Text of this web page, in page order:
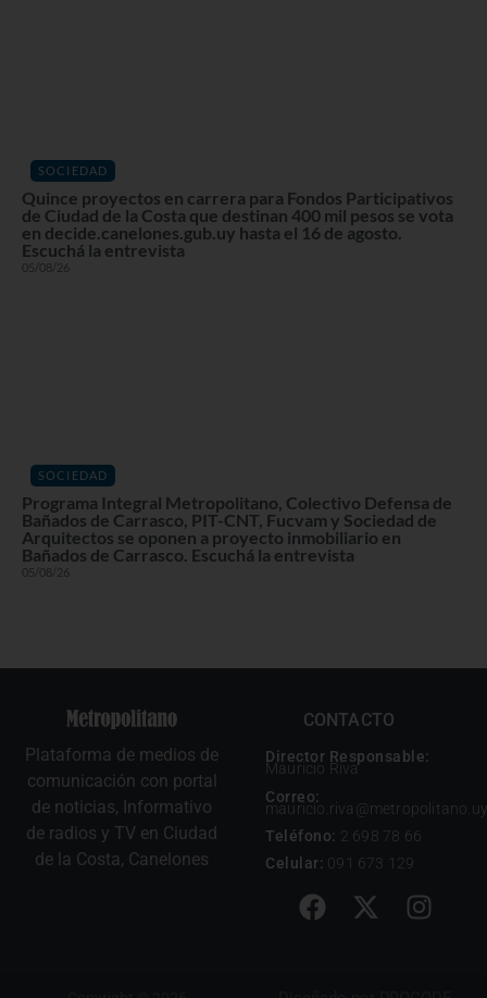
SOCIEDAD
Quince proyectos en carrera para Fondos Participativos
de Ciudad de la Costa que destinan 400 mil pesos se vota
en decide.canelones.gub.uy hasta el 16 de agosto.
Escuchá la entrevista
05/08/26
SOCIEDAD
Programa Integral Metropolitano, Colectivo Defensa de
Bañados de Carrasco, PIT-CNT, Fucvam y Sociedad de
Arquitectos se oponen a proyecto inmobiliario en
Bañados de Carrasco. Escuchá la entrevista
05/08/26
Plataforma de medios de
comunicación con portal
de noticias, Informativo
de radios y TV en Ciudad
de la Costa, Canelones
CONTACTO
Director Responsable:
Mauricio Riva
Correo:
mauricio.riva@metropolitano.uy
Teléfono: 2 698 78 66
Celular: 091 673 129